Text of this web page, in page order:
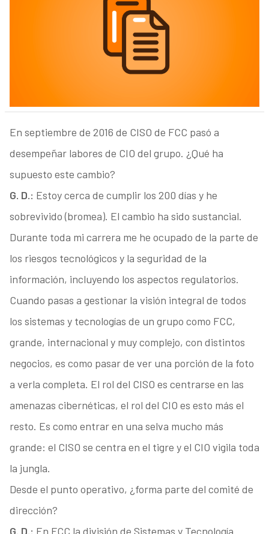
En septiembre de 2016 de CISO de FCC pasó a
desempeñar labores de CIO del grupo. ¿Qué ha
supuesto este cambio?
G. D.: Estoy cerca de cumplir los 200 días y he
sobrevivido (bromea). El cambio ha sido sustancial.
Durante toda mi carrera me he ocupado de la parte de
los riesgos tecnológicos y la seguridad de la
información, incluyendo los aspectos regulatorios.
Cuando pasas a gestionar la visión integral de todos
los sistemas y tecnologías de un grupo como FCC,
grande, internacional y muy complejo, con distintos
negocios, es como pasar de ver una porción de la foto
a verla completa. El rol del CISO es centrarse en las
amenazas cibernéticas, el rol del CIO es esto más el
resto. Es como entrar en una selva mucho más
grande: el CISO se centra en el tigre y el CIO vigila toda
la jungla.
Desde el punto operativo, ¿forma parte del comité de
dirección?
G. D.: En FCC la división de Sistemas y Tecnología